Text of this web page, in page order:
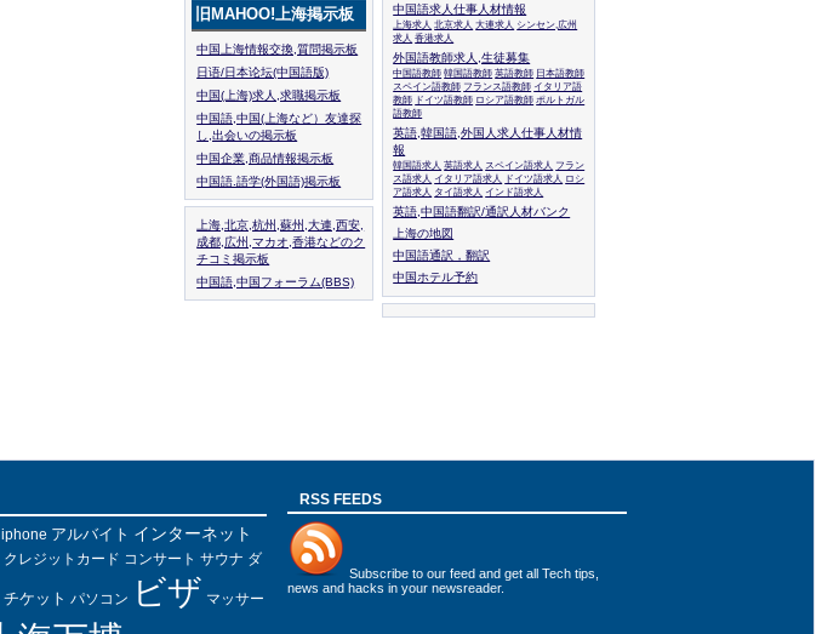
旧MAHOO!上海掲示板
中国上海情報交換,質問掲示板
日语/日本论坛(中国語版)
中国(上海)求人,求職掲示板
中国語,中国(上海など）友達探
し,出会いの掲示板
中国企業,商品情報掲示板
中国語.語学(外国語)掲示板
上海,北京,杭州,蘇州,大連,西安,
成都,広州,マカオ,香港などのク
チコミ掲示板
中国語,中国フォーラム(BBS)
中国語求人仕事人材情報
上海求人 北京求人 大連求人 シンセン,広州
求人 香港求人
外国語教師求人,生徒募集
中国語教師 韓国語教師 英語教師 日本語教師
スペイン語教師 フランス語教師 イタリア語
教師 ドイツ語教師 ロシア語教師 ポルトガル
語教師
英語,韓国語,外国人求人仕事人材情
報
韓国語求人 英語求人 スペイン語求人 フラン
ス語求人 イタリア語求人 ドイツ語求人 ロシ
ア語求人 タイ語求人 インド語求人
英語,中国語翻訳/通訳人材バンク
上海の地図
中国語通訳，翻訳
中国ホテル予約
iphone アルバイト インターネット
クレジットカード コンサート サウナ ダ
チケット パソコン ビザ マッサー
RSS FEEDS
Subscribe to our feed and get all Tech tips,
news and hacks in your newsreader.